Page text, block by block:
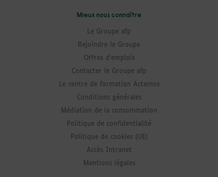
Mieux nous connaître
Le Groupe afp
Rejoindre le Groupe
Offres d’emplois
Contacter le Groupe afp
Le centre de formation Actemos
Conditions générales
Médiation de la consommation
Politique de confidentialité
Politique de cookies (UE)
Accès Intranet
Mentions légales